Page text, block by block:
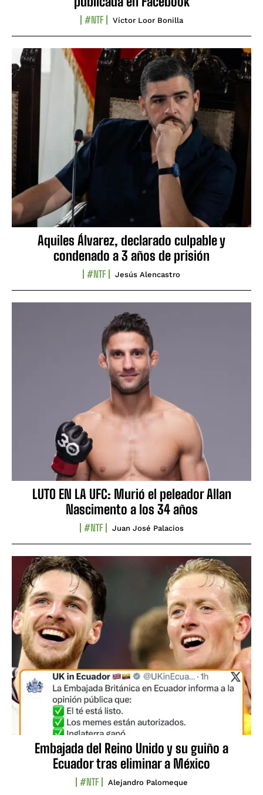
#NTF Víctor Loor Bonilla
Aquiles Álvarez, declarado culpable y
condenado a 3 años de prisión
#NTF Jesús Alencastro
LUTO EN LA UFC: Murió el peleador Allan
Nascimento a los 34 años
#NTF Juan José Palacios
Embajada del Reino Unido y su guiño a
Ecuador tras eliminar a México
#NTF Alejandro Palomeque